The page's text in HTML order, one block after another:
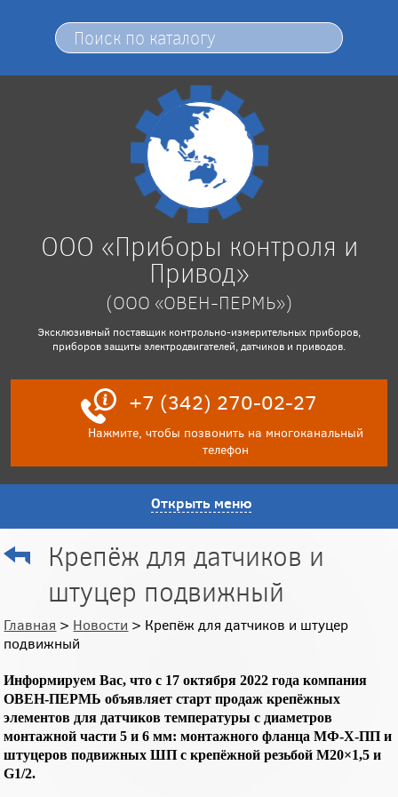
ООО «Приборы контроля и
Привод»
(ООО «ОВЕН-ПЕРМЬ»)
Эксклюзивный поставщик контрольно-измерительных приборов,
приборов защиты электродвигателей, датчиков и приводов.
+7 (342) 270-02-27
Нажмите, чтобы позвонить на многоканальный
телефон
Открыть меню
Крепёж для датчиков и
штуцер подвижный
Главная > Новости > Крепёж для датчиков и штуцер
подвижный
Информируем Вас, что с 17 октября 2022 года компания
ОВЕН-ПЕРМЬ объявляет старт продаж крепёжных
элементов для датчиков температуры с диаметров
монтажной части 5 и 6 мм: монтажного фланца МФ-Х-ПП и
штуцеров подвижных ШП с крепёжной резьбой М20×1,5 и
G1/2.